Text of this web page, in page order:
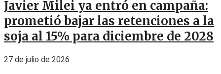
Javier Milei ya entró en campaña:
prometió bajar las retenciones a la
soja al 15% para diciembre de 2028
27 de julio de 2026